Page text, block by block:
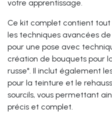
votre apprentissage.
Ce kit complet contient
les techniques avancées
pour une pose avec
création de bouquets pour
russe". Il inclut également
pour la teinture et le
sourcils, vous permettant
précis et complet.